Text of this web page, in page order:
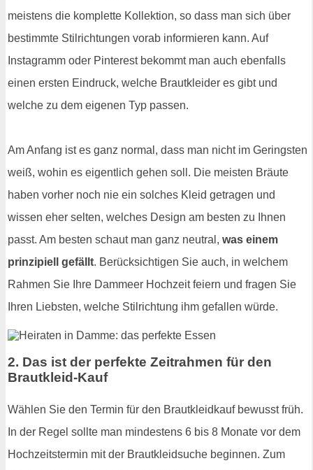
meistens die komplette Kollektion, so dass man sich über
bestimmte Stilrichtungen vorab informieren kann. Auf
Instagramm oder Pinterest bekommt man auch ebenfalls
einen ersten Eindruck, welche Brautkleider es gibt und
welche zu dem eigenen Typ passen.
Am Anfang ist es ganz normal, dass man nicht im Geringsten
weiß, wohin es eigentlich gehen soll. Die meisten Bräute
haben vorher noch nie ein solches Kleid getragen und
wissen eher selten, welches Design am besten zu Ihnen
passt. Am besten schaut man ganz neutral, was einem
prinzipiell gefällt. Berücksichtigen Sie auch, in welchem
Rahmen Sie Ihre Dammeer Hochzeit feiern und fragen Sie
Ihren Liebsten, welche Stilrichtung ihm gefallen würde.
2. Das ist der perfekte Zeitrahmen für den
Brautkleid-Kauf
Wählen Sie den Termin für den Brautkleidkauf bewusst früh.
In der Regel sollte man mindestens 6 bis 8 Monate vor dem
Hochzeitstermin mit der Brautkleidsuche beginnen. Zum